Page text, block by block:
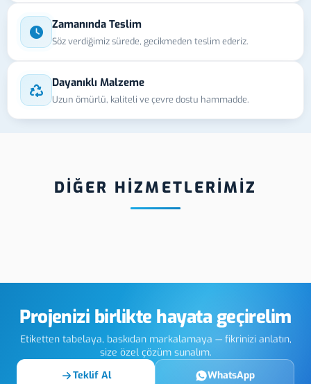
Zamanında Teslim
Söz verdiğimiz sürede, gecikmeden teslim ederiz.
Dayanıklı Malzeme
Uzun ömürlü, kaliteli ve çevre dostu hammadde.
DİĞER HİZMETLERİMİZ
Projenizi birlikte hayata geçirelim
Etiketten tabelaya, baskıdan markalamaya — fikrinizi anlatın,
size özel çözüm sunalım.
Teklif Al
WhatsApp